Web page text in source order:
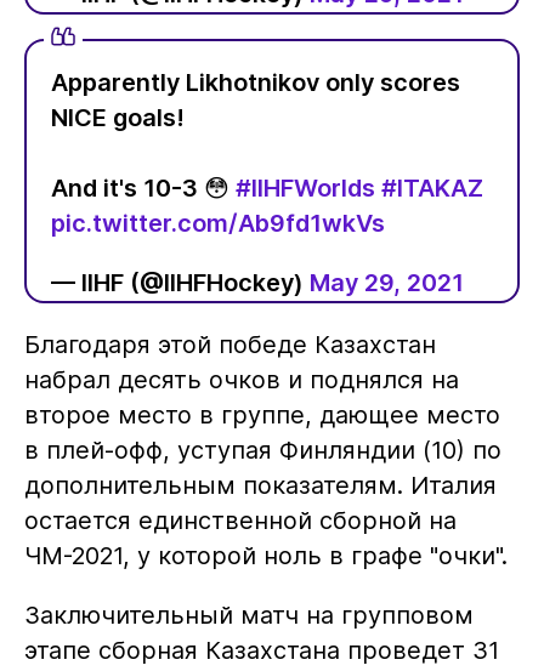
Apparently Likhotnikov only scores
NICE goals!
And it's 10-3 😳 #IIHFWorlds #ITAKAZ
pic.twitter.com/Ab9fd1wkVs
— IIHF (@IIHFHockey) May 29, 2021
Благодаря этой победе Казахстан
набрал десять очков и поднялся на
второе место в группе, дающее место
в плей-офф, уступая Финляндии (10) по
дополнительным показателям. Италия
остается единственной сборной на
ЧМ-2021, у которой ноль в графе "очки".
Заключительный матч на групповом
этапе сборная Казахстана проведет 31